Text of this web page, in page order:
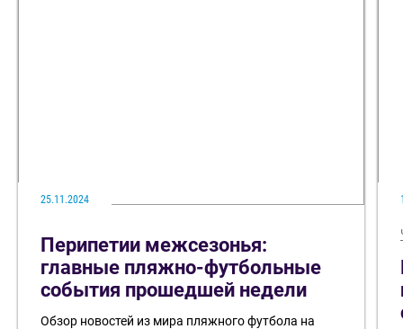
25.11.2024
Перипетии межсезонья:
главные пляжно-футбольные
события прошедшей недели
Обзор новостей из мира пляжного футбола на